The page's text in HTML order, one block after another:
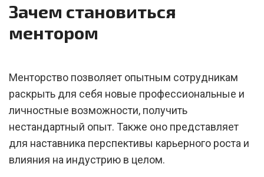
Зачем становиться
ментором
Менторство позволяет опытным сотрудникам
раскрыть для себя новые профессиональные и
личностные возможности, получить
нестандартный опыт. Также оно представляет
для наставника перспективы карьерного роста и
влияния на индустрию в целом.